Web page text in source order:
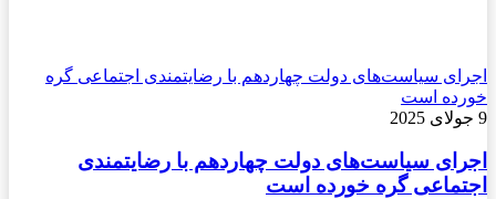
اجرای سیاست‌های دولت چهاردهم با رضایتمندی اجتماعی گره
خورده است
9 جولای 2025
اجرای سیاست‌های دولت چهاردهم با رضایتمندی
اجتماعی گره خورده است